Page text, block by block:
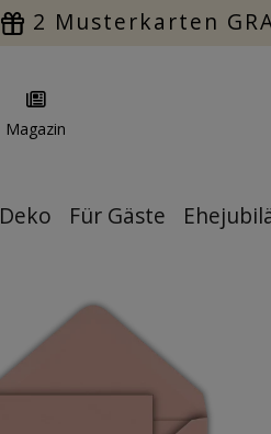
2 Musterkarten
Magazin
Deko Für Gäste